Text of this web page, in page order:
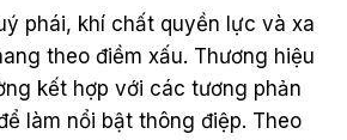
phái, khí chất quyền lực và xa
theo điềm xấu. Thương hiệu
kết hợp với các tương phản
làm nổi bật thông điệp. Theo